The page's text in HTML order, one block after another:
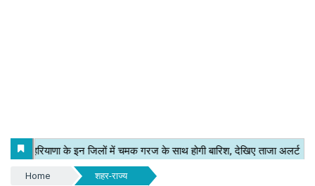
Home शहर-राज्य